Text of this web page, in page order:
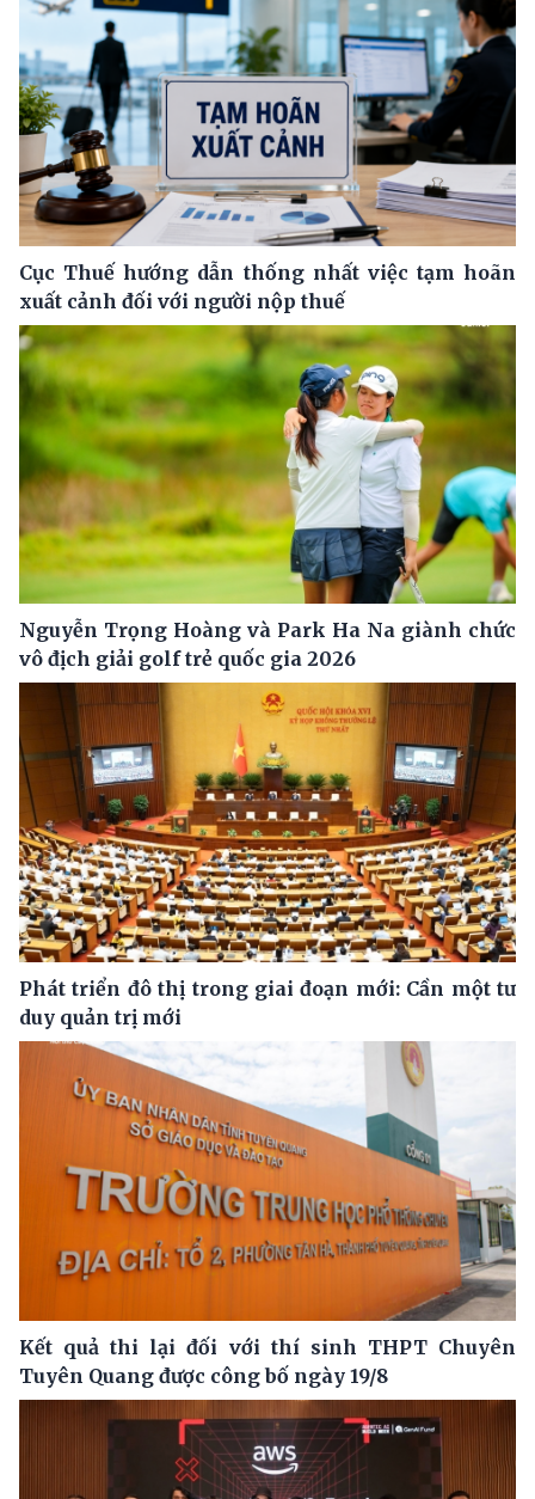
Cục Thuế hướng dẫn thống nhất việc tạm hoãn
xuất cảnh đối với người nộp thuế
Nguyễn Trọng Hoàng và Park Ha Na giành chức
vô địch giải golf trẻ quốc gia 2026
Phát triển đô thị trong giai đoạn mới: Cần một tư
duy quản trị mới
Kết quả thi lại đối với thí sinh THPT Chuyên
Tuyên Quang được công bố ngày 19/8